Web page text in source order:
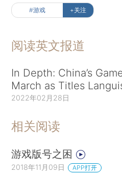
#游戏 +关注
阅读英文报道
In Depth: China’s
March as Titles
2022年02月28日
相关阅读
游戏版号之困
2018年11月09日 APP打开